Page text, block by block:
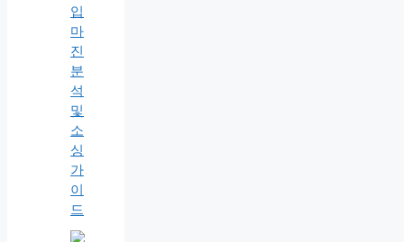
입
마
진
분
석
및
소
싱
가
이
드